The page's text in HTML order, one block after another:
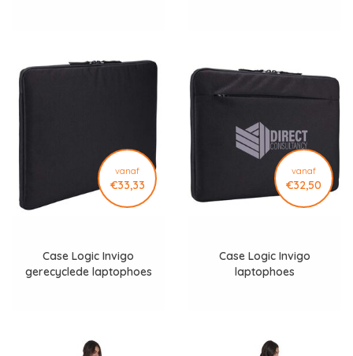
vanaf
€33,33
Case Logic Invigo
gerecyclede laptophoes
vanaf
€32,50
Case Logic Invigo
laptophoes